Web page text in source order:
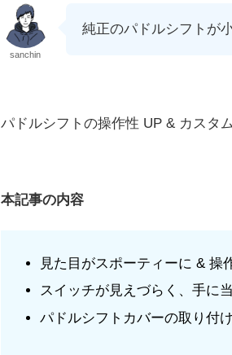
sanchin
純正のパドルシフトが
パドルシフトの操作性 UP & カスタ
本記事の内容
見た目がスポーティーに & 操
スイッチが見えづらく、手に
パドルシフトカバーの取り付